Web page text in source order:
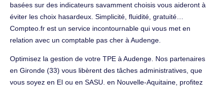
basées sur des indicateurs savamment choisis vous aideront à
éviter les choix hasardeux. Simplicité, fluidité, gratuité…
Compteo.fr est un service incontournable qui vous met en
relation avec un comptable pas cher à Audenge.
Optimisez la gestion de votre TPE à Audenge. Nos partenaires
en Gironde (33) vous libèrent des tâches administratives, que
vous soyez en EI ou en SASU. en Nouvelle-Aquitaine, profitez